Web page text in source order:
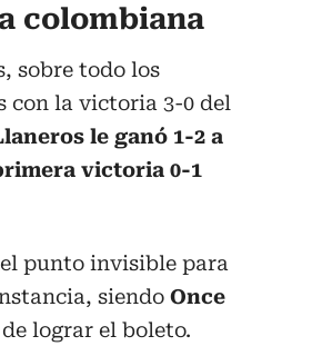
colombiana
sobre todo los
con la victoria 3-0 del
le ganó 1-2 a
victoria 0-1
punto invisible para
siendo Once
lograr el boleto.